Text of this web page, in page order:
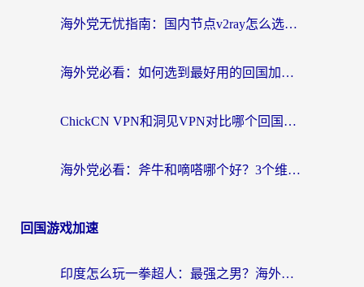
海外党无忧指南：国内节点v2ray怎么选？一键回国VPN+多场景实测帮你避坑
海外党必看：如何选到最好用的回国加速器？从节点到售后的全维度指南
ChickCN VPN和洞见VPN对比哪个回国效果更好？海外党亲测3款加速器+避坑指南
海外党必看：斧牛和嘀嗒哪个好？3个维度教你选对回国加速器
回国游戏加速
印度怎么玩一拳超人：最强之男？海外党国服游戏加速避坑指南